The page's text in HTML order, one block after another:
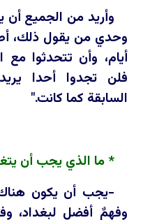
وأريد من الجميع أن
وحدي من يقول ذلك،
أيام، وأن تتحدثوا مع
فلن تجدوا أحدا
السابقة كما كانت."
* ما الذي يجب أن
-يجب أن يكون
وفهمٌ أفضل لبغداد،